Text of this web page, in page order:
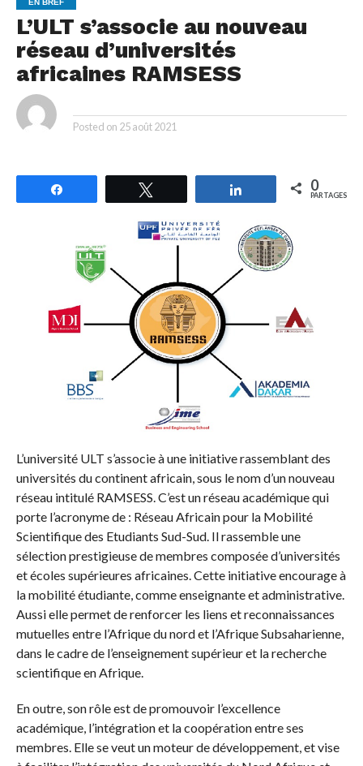
EN BREF
L’ULT s’associe au nouveau
réseau d’universités
africaines RAMSESS
Posted on 25 août 2021
Partagez 0
PARTAGES
L’université ULT s’associe à une initiative rassemblant des
universités du continent africain, sous le nom d’un nouveau
réseau intitulé RAMSESS. C’est un réseau académique qui
porte l’acronyme de : Réseau Africain pour la Mobilité
Scientifique des Etudiants Sud-Sud. Il rassemble une
sélection prestigieuse de membres composée d’universités
et écoles supérieures africaines. Cette initiative encourage à
la mobilité étudiante, comme enseignante et administrative.
Aussi elle permet de renforcer les liens et reconnaissances
mutuelles entre l’Afrique du nord et l’Afrique Subsaharienne,
dans le cadre de l’enseignement supérieur et la recherche
scientifique en Afrique.
En outre, son rôle est de promouvoir l’excellence
académique, l’intégration et la coopération entre ses
membres. Elle se veut un moteur de développement, et vise